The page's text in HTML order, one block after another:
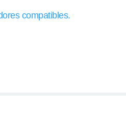
compatibles.